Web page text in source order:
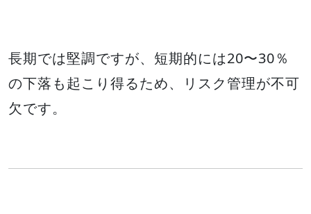
長期では堅調ですが、短期的には20〜30％
の下落も起こり得るため、リスク管理が不可
欠です。